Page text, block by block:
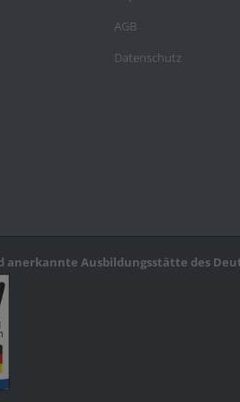
AGB
Datenschutz
Ausbildungsstätte des